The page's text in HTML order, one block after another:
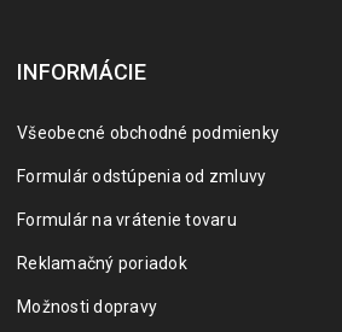
INFORMÁCIE
Všeobecné obchodné podmienky
Formulár odstúpenia od zmluvy
Formulár na vrátenie tovaru
Reklamačný poriadok
Možnosti dopravy